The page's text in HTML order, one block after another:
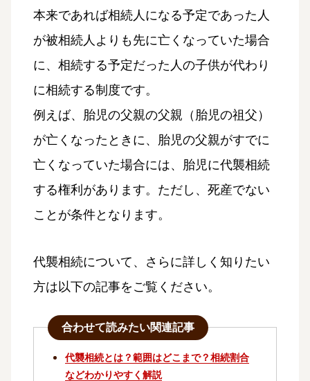
本来であれば相続人になる予定であった人
が被相続人よりも先に亡くなっていた場合
に、相続する予定だった人の子供が代わり
に相続する制度です。
例えば、胎児の父親の父親（胎児の祖父）
が亡くなったときに、胎児の父親がすでに
亡くなっていた場合には、胎児に代襲相続
する権利があります。ただし、死産でない
ことが条件となります。
代襲相続について、さらに詳しく知りたい
方は以下の記事をご覧ください。
合わせて読みたい関連記事
代襲相続とは？範囲はどこまで？相続割合
などわかりやすく解説